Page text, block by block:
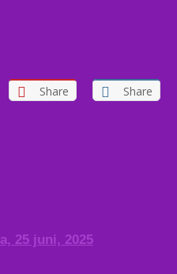
Share Share
25 juni, 2025